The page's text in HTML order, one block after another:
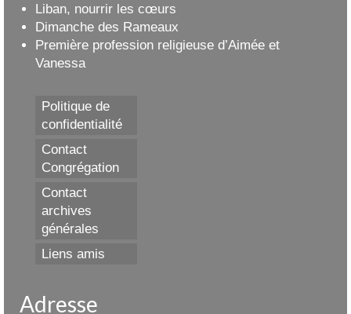
Liban, nourrir les cœurs
Dimanche des Rameaux
Première profession religieuse d’Aimée et
Vanessa
Politique de
confidentialité
Contact
Congrégation
Contact
archives
générales
Liens amis
Adresse